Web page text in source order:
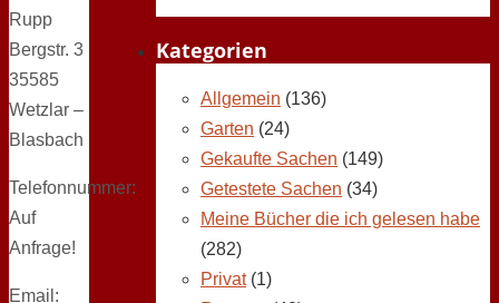
Rupp
Bergstr. 3
35585
Wetzlar –
Blasbach
Telefonnummer:
Auf
Anfrage!
Email:
Kategorien
Allgemein (136)
Garten (24)
Gekaufte Sachen (149)
Getestete Sachen (34)
Meine Bücher die ich gelesen habe
(282)
Privat(1)